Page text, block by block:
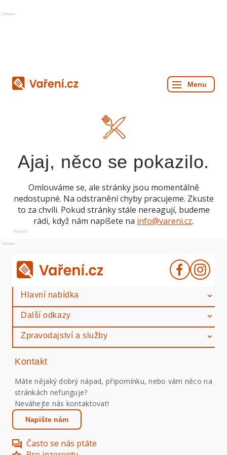
Reklama
Ajaj, něco se pokazilo.
Omlouváme se, ale stránky jsou momentálně
nedostupné. Na odstranění chyby pracujeme. Zkuste
to za chvíli. Pokud stránky stále nereagují, budeme
rádi, když nám napíšete na info@vareni.cz.
Reklama
Reklama
Hlavní nabídka
Další odkazy
Zpravodajství a služby
Kontakt
Máte nějaký dobrý nápad, připomínku, nebo vám něco na
stránkách nefunguje?
Neváhejte nás kontaktovat!
Napište nám
Často se nás ptáte